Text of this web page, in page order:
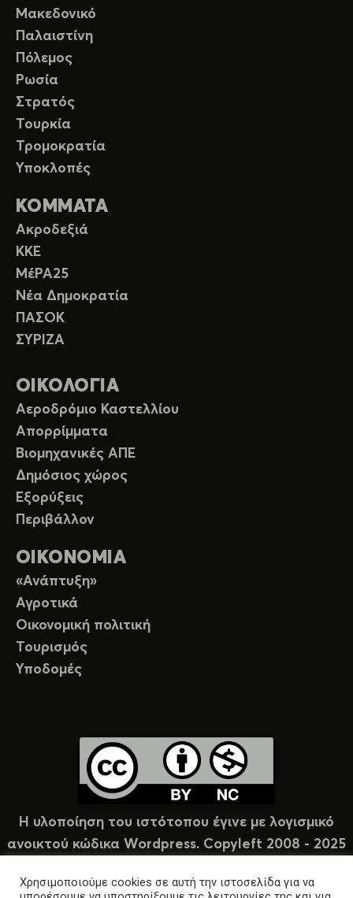
Μακεδονικό
Παλαιστίνη
Πόλεμος
Ρωσία
Στρατός
Τουρκία
Τρομοκρατία
Υποκλοπές
ΚΟΜΜΑΤΑ
Ακροδεξιά
ΚΚΕ
ΜέΡΑ25
Νέα Δημοκρατία
ΠΑΣΟΚ
ΣΥΡΙΖΑ
ΟΙΚΟΛΟΓΙΑ
Αεροδρόμιο Καστελλίου
Απορρίμματα
Βιομηχανικές ΑΠΕ
Δημόσιος χώρος
Εξορύξεις
Περιβάλλον
ΟΙΚΟΝΟΜΙΑ
«Ανάπτυξη»
Αγροτικά
Οικονομική πολιτική
Τουρισμός
Υποδομές
Η υλοποίηση του ιστότοπου έγινε με λογισμικό
ανοικτού κώδικα Wordpress. Copyleft 2008 - 2025
Χρησιμοποιούμε cookies σε αυτή την ιστοσελίδα για να